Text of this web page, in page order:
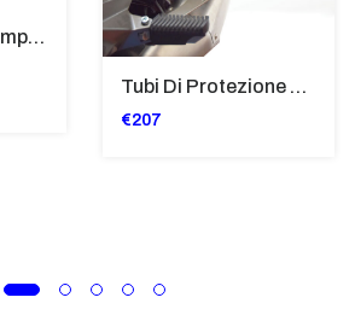
Scarico GPR Compatibile Con Bmw K 1600 Gt 2017-2021 - Hyper Sonic Black Titanium
Tubi Di Protezione Bauli Posteriori Per Bmw K 1600 Gt/Gtl (2010>2016) GIALLO - TB8025-K1600GTL
€207